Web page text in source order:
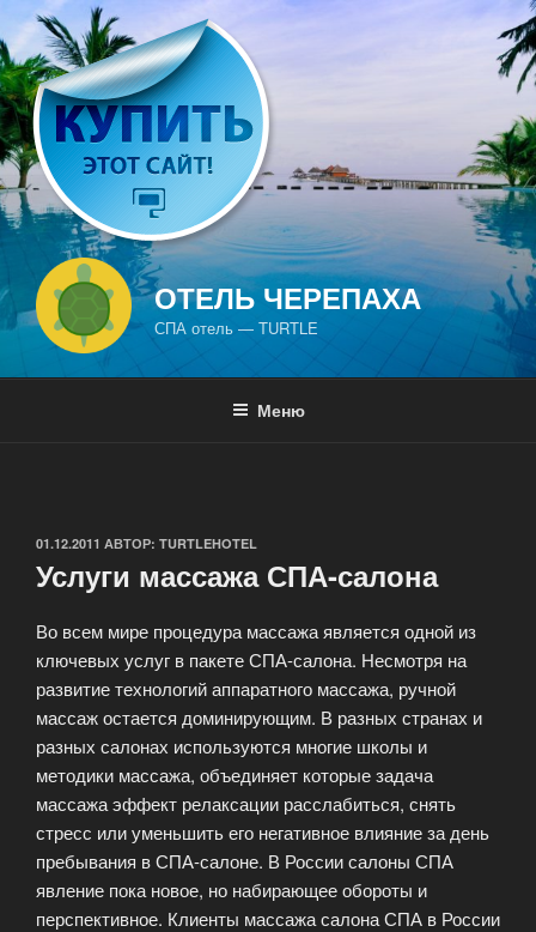
Перейти
к
содержимому
ОТЕЛЬ ЧЕРЕПАХА
СПА отель — TURTLE
Меню
ОПУБЛИКОВАНО
01.12.2011 АВТОР: TURTLEHOTEL
Услуги массажа СПА-салона
Во всем мире процедура массажа является одной из
ключевых услуг в пакете СПА-салона. Несмотря на
развитие технологий аппаратного массажа, ручной
массаж остается доминирующим. В разных странах и
разных салонах используются многие школы и
методики массажа, объединяет которые задача
массажа эффект релаксации расслабиться, снять
стресс или уменьшить его негативное влияние за день
пребывания в СПА-салоне. В России салоны СПА
явление пока новое, но набирающее обороты и
перспективное. Клиенты массажа салона СПА в России